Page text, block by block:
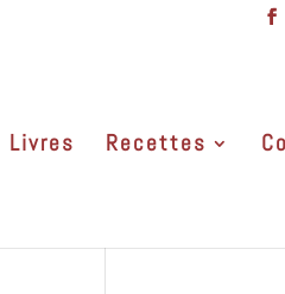
Livres Recettes